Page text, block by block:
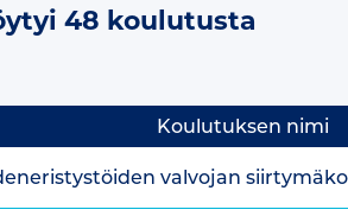
48 koulutusta
Koulutuksen nimi
valvojan